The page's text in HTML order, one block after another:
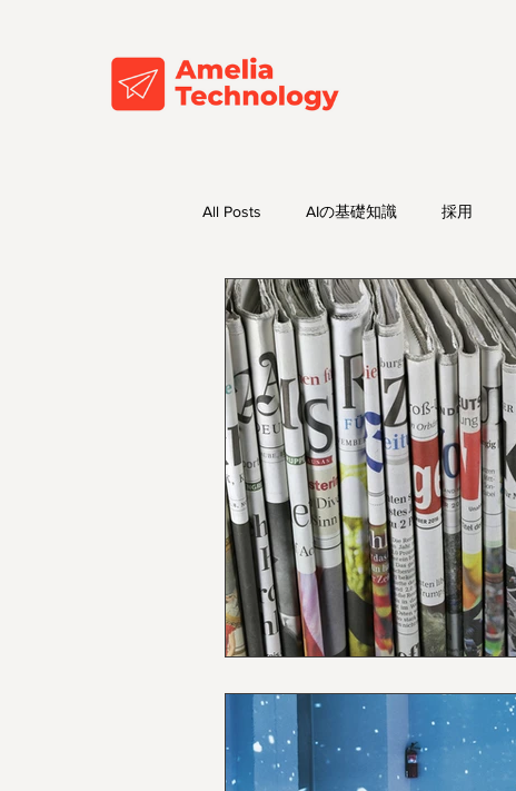
All Posts AIの基礎知識 採用
AIトレンド・最新情報